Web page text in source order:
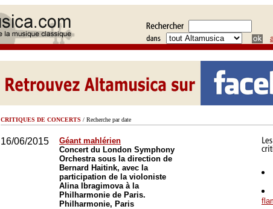
CRITIQUES DE CONCERTS / Recherche par date
16/06/2015
Géant mahlérien
Concert du London Symphony
Orchestra sous la direction de
Bernard Haitink, avec la
participation de la violoniste
Alina Ibragimova à la
Philharmonie de Paris.
Philharmonie, Paris